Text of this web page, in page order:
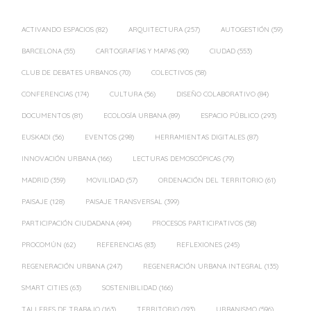
ACTIVANDO ESPACIOS (82) ARQUITECTURA (257) AUTOGESTIÓN (59)
BARCELONA (55) CARTOGRAFÍAS Y MAPAS (90) CIUDAD (553)
CLUB DE DEBATES URBANOS (70) COLECTIVOS (58)
CONFERENCIAS (174) CULTURA (56) DISEÑO COLABORATIVO (84)
DOCUMENTOS (81) ECOLOGÍA URBANA (89) ESPACIO PÚBLICO (293)
EUSKADI (56) EVENTOS (298) HERRAMIENTAS DIGITALES (87)
INNOVACIÓN URBANA (166) LECTURAS DEMOSCÓPICAS (79)
MADRID (359) MOVILIDAD (57) ORDENACIÓN DEL TERRITORIO (61)
PAISAJE (128) PAISAJE TRANSVERSAL (399)
PARTICIPACIÓN CIUDADANA (494) PROCESOS PARTICIPATIVOS (58)
PROCOMÚN (62) REFERENCIAS (83) REFLEXIONES (245)
REGENERACIÓN URBANA (247) REGENERACIÓN URBANA INTEGRAL (135)
SMART CITIES (63) SOSTENIBILIDAD (166)
TALLERES DE TRABAJO (163) TERRITORIO (193) URBANISMO (596)